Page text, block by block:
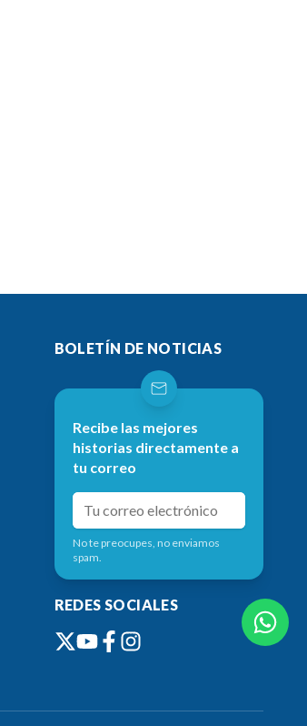
BOLETÍN DE NOTICIAS
Recibe las mejores
historias directamente a
tu correo
No te preocupes, no enviamos
spam.
REDES SOCIALES